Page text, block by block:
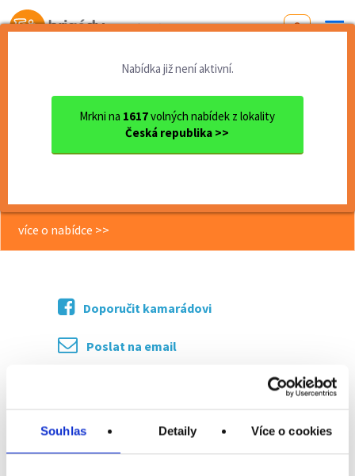
Souhlas Detaily Více o cookies
Od první brigády
Nabídka již není aktivní.
Mrkni na 1617volných nabídek z lokality
Česká republika >>
Středočeský kraj
okres Praha - západ
Mníšek pod Brdy
Lektor/ka příměstského tábo...
Lektor/ka příměstského tábora
více o nabídce >>
Doporučit kamarádovi
Poslat na email